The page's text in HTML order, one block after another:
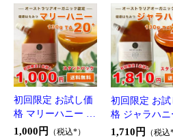
期間限定！お得なSALE商品一覧はこちら！